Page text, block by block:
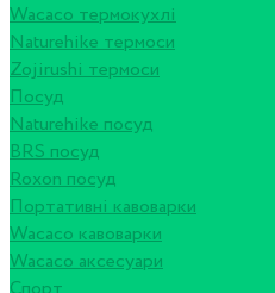
Wacaco термокухлі
Naturehike термоси
Zojirushi термоси
Посуд
Naturehike посуд
BRS посуд
Roxon посуд
Портативні кавоварки
Wacaco кавоварки
Wacaco аксесуари